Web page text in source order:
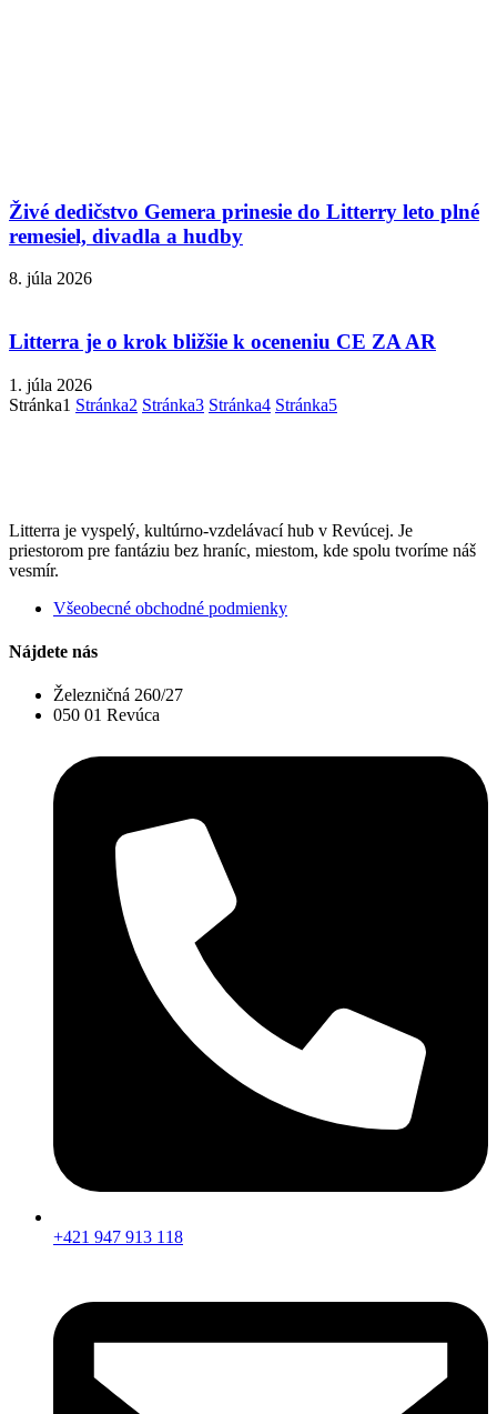
Živé dedičstvo Gemera prinesie do Litterry leto plné
remesiel, divadla a hudby
8. júla 2026
Litterra je o krok bližšie k oceneniu CE ZA AR
1. júla 2026
Stránka1 Stránka2 Stránka3 Stránka4 Stránka5
Litterra je vyspelý, kultúrno-vzdelávací hub v Revúcej. Je
priestorom pre fantáziu bez hraníc, miestom, kde spolu tvoríme náš
vesmír.
Všeobecné obchodné podmienky
Nájdete nás
Železničná 260/27
050 01 Revúca
+421 947 913 118